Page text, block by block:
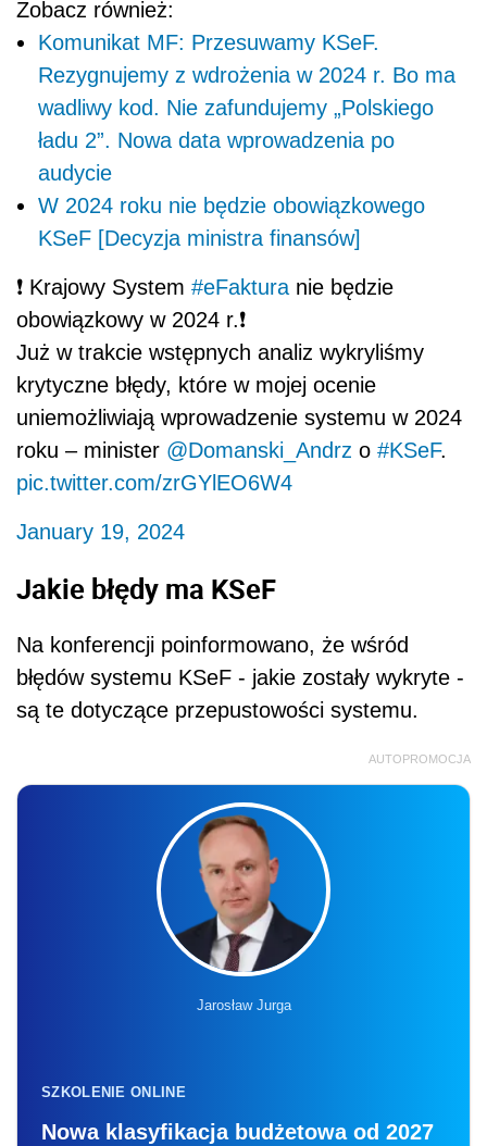
Zobacz również:
Komunikat MF: Przesuwamy KSeF.
Rezygnujemy z wdrożenia w 2024 r. Bo ma
wadliwy kod. Nie zafundujemy „Polskiego
ładu 2”. Nowa data wprowadzenia po
audycie
W 2024 roku nie będzie obowiązkowego
KSeF [Decyzja ministra finansów]
❗️ Krajowy System #eFaktura nie będzie
obowiązkowy w 2024 r.❗️
Już w trakcie wstępnych analiz wykryliśmy
krytyczne błędy, które w mojej ocenie
uniemożliwiają wprowadzenie systemu w 2024
roku – minister @Domanski_Andrz o #KSeF.
pic.twitter.com/zrGYlEO6W4
January 19, 2024
Jakie błędy ma KSeF
Na konferencji poinformowano, że wśród
błędów systemu KSeF - jakie zostały wykryte -
są te dotyczące przepustowości systemu.
AUTOPROMOCJA
Jarosław Jurga
SZKOLENIE ONLINE
Nowa klasyfikacja budżetowa od 2027